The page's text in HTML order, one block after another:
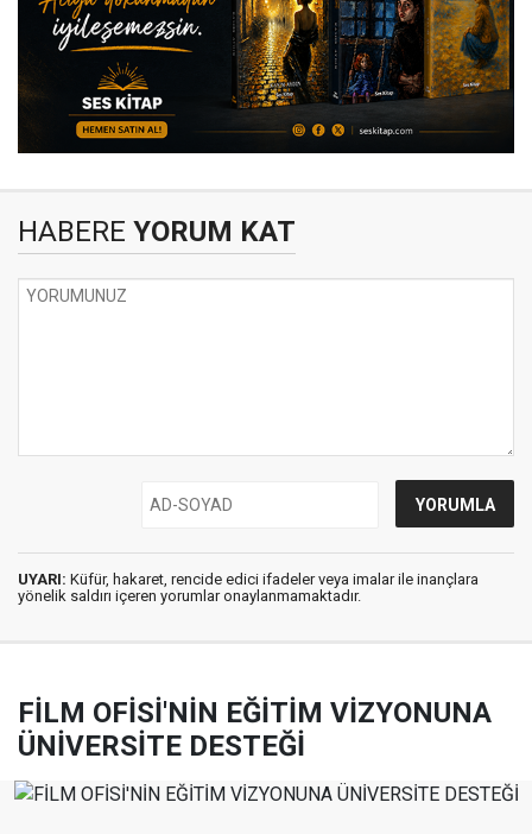
HABERE YORUM KAT
UYARI: Küfür, hakaret, rencide edici ifadeler veya imalar ile inançlara
yönelik saldırı içeren yorumlar onaylanmamaktadır.
FİLM OFİSİ'NİN EĞİTİM VİZYONUNA
ÜNİVERSİTE DESTEĞİ